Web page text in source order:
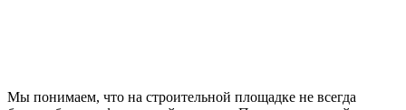
Мы понимаем, что на строительной площадке не всегда